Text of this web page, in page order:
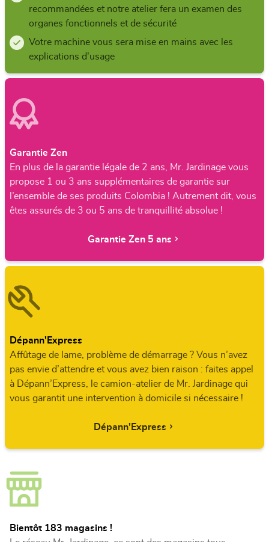
recommandées et notre atelier fera un examen des
organes fonctionnels et de sécurité
Votre machine vous sera mise en mains avec les
explications d'usage
Garantie Zen
En plus de la garantie légale de 2 ans, Mr. Jardinage vous
propose 1 ou 3 ans supplémentaires de garantie sur
l’ensemble de ses produits Colombia ! Autrement dit, vous
êtes assurés de 3 ou 5 ans de tranquillité absolue !
Garantie Zen 5 ans
Dépann'Express
Affûtage de lame, problème de démarrage ? Vous n’avez
pas envie d’attendre et vous avez bien raison : faites appel
à Dépann’Express, le camion-atelier de Mr. Jardinage qui
vous garantit une intervention à domicile si nécessaire !
Dépann'Express
Bientôt 183 magasins !